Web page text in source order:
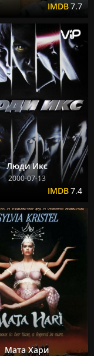
7.7
Люди Икс
2000-07-13
7.4
Мата Хари